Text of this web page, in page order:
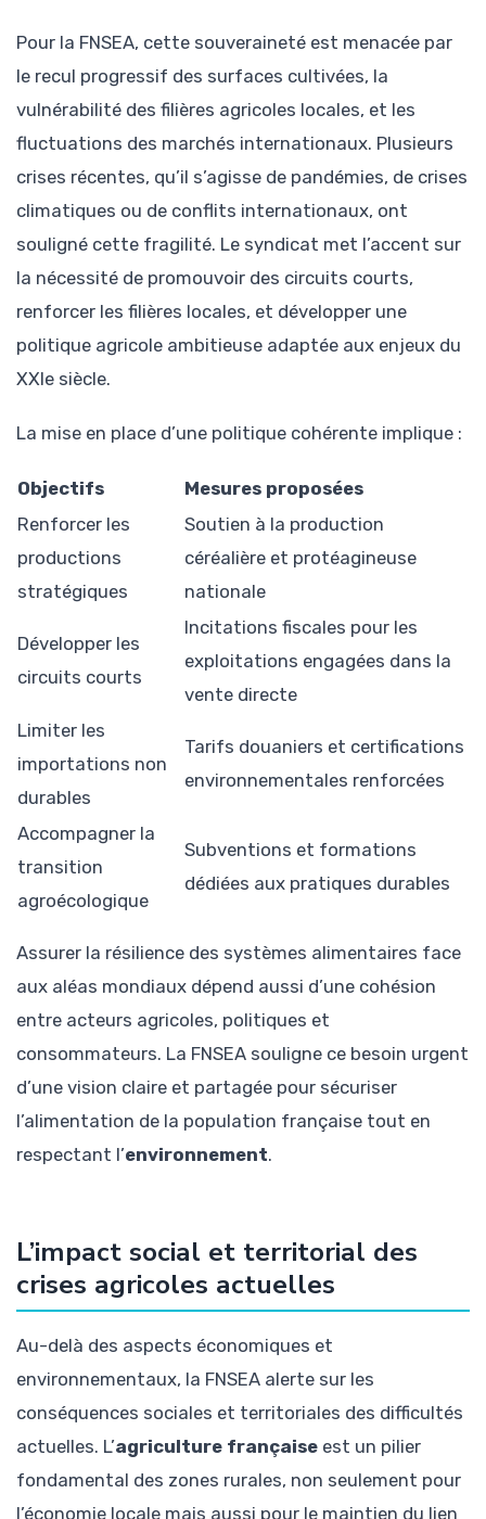
Pour la FNSEA, cette souveraineté est menacée par
le recul progressif des surfaces cultivées, la
vulnérabilité des filières agricoles locales, et les
fluctuations des marchés internationaux. Plusieurs
crises récentes, qu’il s’agisse de pandémies, de crises
climatiques ou de conflits internationaux, ont
souligné cette fragilité. Le syndicat met l’accent sur
la nécessité de promouvoir des circuits courts,
renforcer les filières locales, et développer une
politique agricole ambitieuse adaptée aux enjeux du
XXIe siècle.
La mise en place d’une politique cohérente implique :
Objectifs
Mesures proposées
Renforcer les
productions
stratégiques
Soutien à la production
céréalière et protéagineuse
nationale
Développer les
circuits courts
Incitations fiscales pour les
exploitations engagées dans la
vente directe
Limiter les
importations non
durables
Tarifs douaniers et certifications
environnementales renforcées
Accompagner la
transition
agroécologique
Subventions et formations
dédiées aux pratiques durables
Assurer la résilience des systèmes alimentaires face
aux aléas mondiaux dépend aussi d’une cohésion
entre acteurs agricoles, politiques et
consommateurs. La FNSEA souligne ce besoin urgent
d’une vision claire et partagée pour sécuriser
l’alimentation de la population française tout en
respectant l’environnement.
L’impact social et territorial des
crises agricoles actuelles
Au-delà des aspects économiques et
environnementaux, la FNSEA alerte sur les
conséquences sociales et territoriales des difficultés
actuelles. L’agriculture française est un pilier
fondamental des zones rurales, non seulement pour
l’économie locale mais aussi pour le maintien du lien